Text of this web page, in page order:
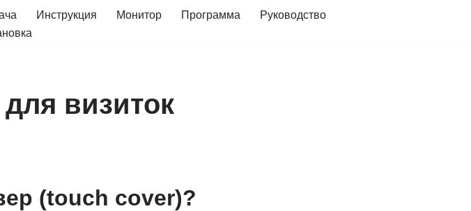
Инструкция Монитор Программа
Руководство
для визиток
(touch cover)?